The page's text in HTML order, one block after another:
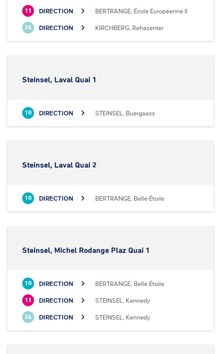
11 DIRECTION BERTRANGE, École Européenne II
26 DIRECTION KIRCHBERG, Rehazenter
Steinsel, Laval Quai 1
10 DIRECTION STEINSEL, Buergaass
Steinsel, Laval Quai 2
10 DIRECTION BERTRANGE, Belle Étoile
Steinsel, Michel Rodange Plaz Quai 1
10 DIRECTION BERTRANGE, Belle Étoile
11 DIRECTION STEINSEL, Kennedy
26 DIRECTION STEINSEL, Kennedy